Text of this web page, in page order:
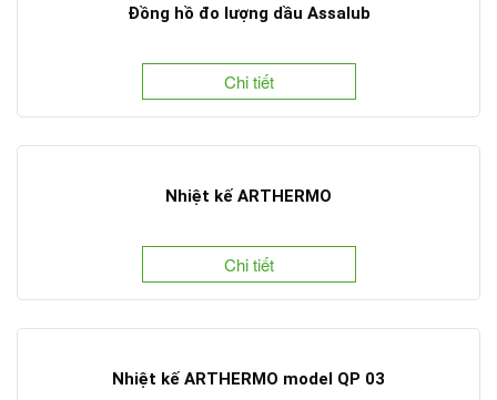
Đồng hồ đo lượng dầu Assalub
Chi tiết
Nhiệt kế ARTHERMO
Chi tiết
Nhiệt kế ARTHERMO model QP 03